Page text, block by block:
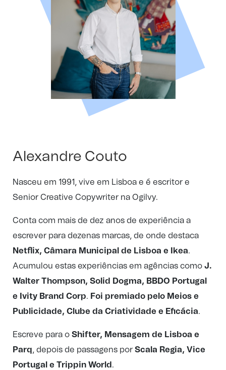
Alexandre Couto
Nasceu em 1991, vive em Lisboa e é escritor e
Senior Creative Copywriter na Ogilvy.
Conta com mais de dez anos de experiência a
escrever para dezenas marcas, de onde destaca
Netflix, Câmara Municipal de Lisboa e Ikea.
Acumulou estas experiências em agências como J.
Walter Thompson, Solid Dogma, BBDO Portugal
e Ivity Brand Corp. Foi premiado pelo Meios e
Publicidade, Clube da Criatividade e Eficácia.
Escreve para o Shifter, Mensagem de Lisboa e
Parq, depois de passagens por Scala Regia, Vice
Portugal e Trippin World .